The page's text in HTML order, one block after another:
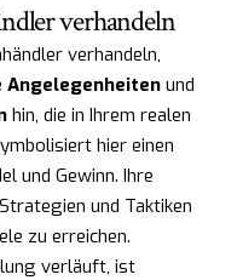
verhandeln
verhandeln,
und
hin, die in Ihrem realen
hier einen
und Gewinn. Ihre
und Taktiken
zu erreichen.
verläuft, ist